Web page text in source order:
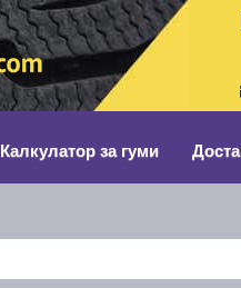
Калкулатор за гуми